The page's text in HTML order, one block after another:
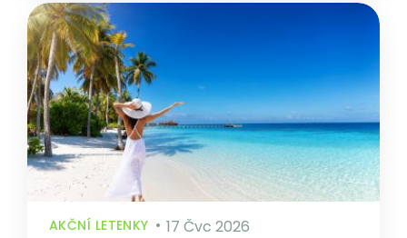
AKČNÍ LETENKY 17 Čvc 2026